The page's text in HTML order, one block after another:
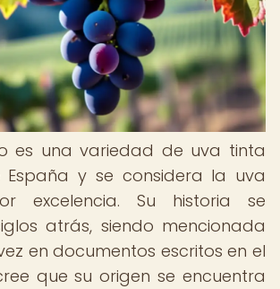
es una variedad de uva tinta
España y se considera la uva
excelencia. Su historia se
atrás, siendo mencionada
en documentos escritos en el
que su origen se encuentra